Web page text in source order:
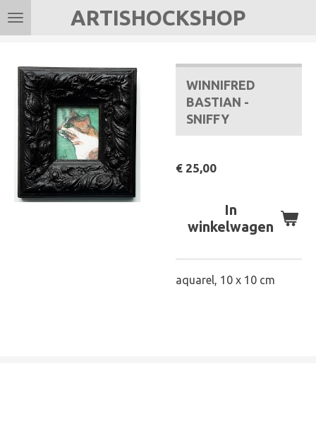
Ga
direct
de
hoofdinhoud
ARTISHOCKSHOP
WINNIFRED
BASTIAN -
SNIFFY
€ 25,00
In
winkelwagen
aquarel, 10 x 10 cm